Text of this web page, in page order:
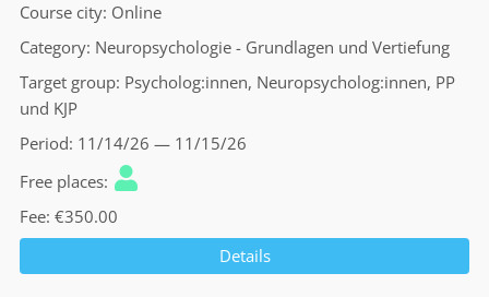
Course city Online
Category Neuropsychologie - Grundlagen und Vertiefung
Target group Psycholog:innen, Neuropsycholog:innen, PP
und KJP
Period 11/14/26 — 11/15/26
Free places
Fee €350.00
Details